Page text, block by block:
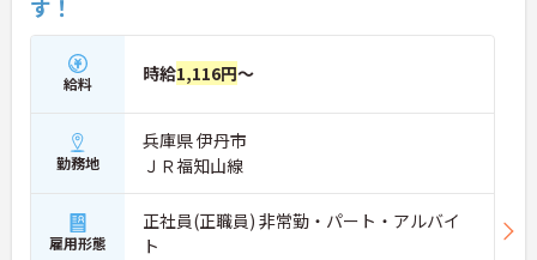
す！
給料 時給1,116円～
勤務地
兵庫県 伊丹市
ＪＲ福知山線
雇用形態
正社員(正職員) 非常勤・パート・アルバイ
ト